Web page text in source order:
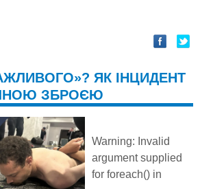
ЯК ІНЦИДЕНТ
ЗБРОЄЮ
Warning: Invalid
argument supplied
for foreach() in